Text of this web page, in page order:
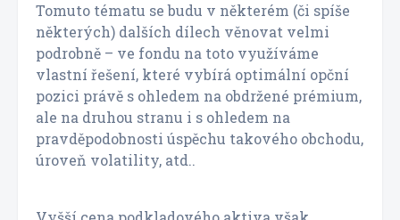
Tomuto tématu se budu v některém (či spíše
některých) dalších dílech věnovat velmi
podrobně – ve fondu na toto využíváme
vlastní řešení, které vybírá optimální opční
pozici právě s ohledem na obdržené prémium,
ale na druhou stranu i s ohledem na
pravděpodobnosti úspěchu takového obchodu,
úroveň volatility, atd..